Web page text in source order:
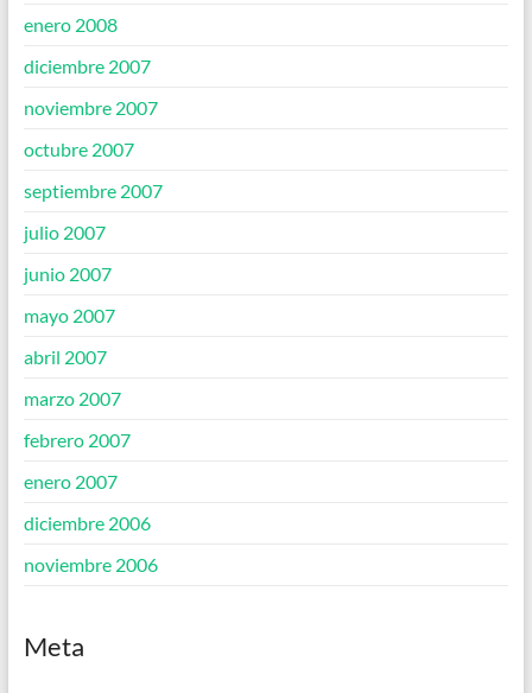
enero 2008
diciembre 2007
noviembre 2007
octubre 2007
septiembre 2007
julio 2007
junio 2007
mayo 2007
abril 2007
marzo 2007
febrero 2007
enero 2007
diciembre 2006
noviembre 2006
Meta